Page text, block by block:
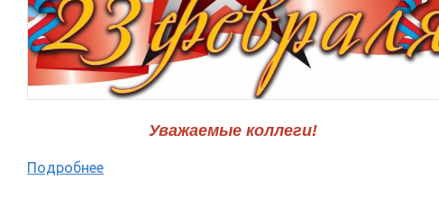
Уважаемые коллеги!
Подробнее